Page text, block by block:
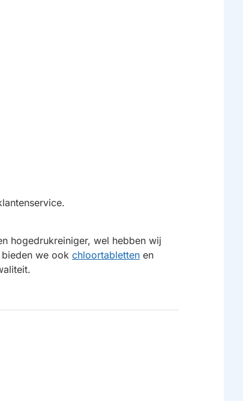
hogedrukreiniger, wel hebben wij
bieden we ook chloortabletten en